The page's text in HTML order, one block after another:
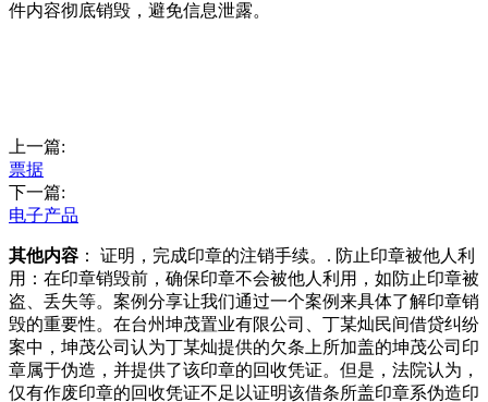
件内容彻底销毁，避免信息泄露。
上一篇:
票据
下一篇:
电子产品
其他内容 ： 证明，完成印章的注销手续。. 防止印章被他人利
用：在印章销毁前，确保印章不会被他人利用，如防止印章被
盗、丢失等。案例分享让我们通过一个案例来具体了解印章销
毁的重要性。在台州坤茂置业有限公司、丁某灿民间借贷纠纷
案中，坤茂公司认为丁某灿提供的欠条上所加盖的坤茂公司印
章属于伪造，并提供了该印章的回收凭证。但是，法院认为，
仅有作废印章的回收凭证不足以证明该借条所盖印章系伪造印